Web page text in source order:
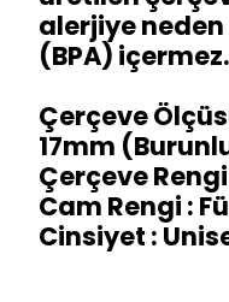
alerjiye
(BPA) içermez.
Çerçeve
17mm
Çerçeve
Cam Rengi :
Cinsiyet :